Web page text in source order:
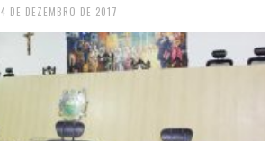
4 DE DEZEMBRO DE 2017